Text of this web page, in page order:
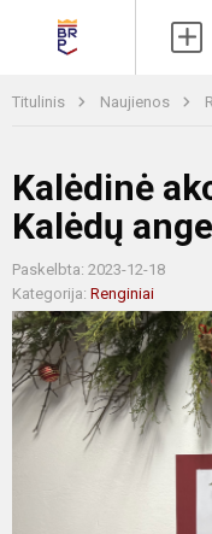
Titulinis Naujienos
Kalėdinė
Kalėdų
Paskelbta: 2023-12-18
Kategorija: Renginiai